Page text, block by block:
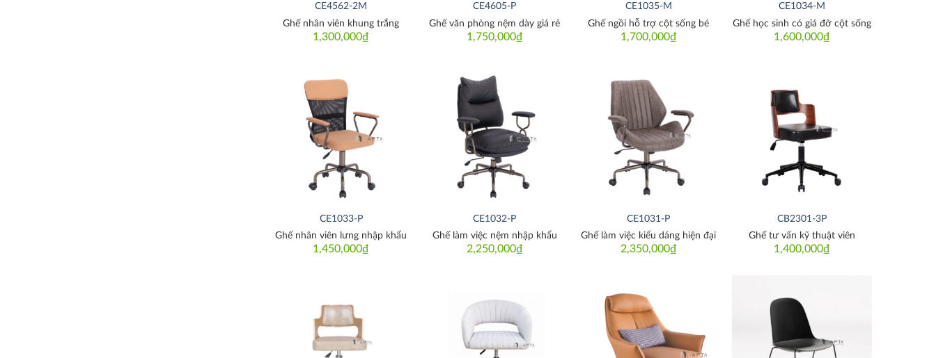
CE4562-2M
1,300,000₫
Ghế nhân viên khung trắng
CE4605-P
1,750,000₫
Ghế văn phòng nệm dày giá rẻ
CE1035-M
1,700,000₫
Ghế ngồi hỗ trợ cột sống bé
CE1034-M
1,600,000₫
Ghế học sinh có giá đỡ cột sống
CE1033-P
1,450,000₫
Ghế nhân viên lưng nhập khẩu
CE1032-P
2,250,000₫
Ghế làm việc nệm nhập khẩu
Thích
CE1031-P
2,350,000₫
Ghế làm việc kiểu dáng hiện đại
CB2301-3P
1,400,000₫
Ghế tư vấn kỹ thuật viên